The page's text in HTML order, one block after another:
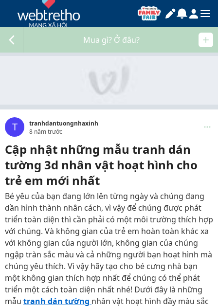
Mua gì? Ở đâu?
T
tranhdantuongnhaxinh
8 năm trước
Cập nhật những mẫu tranh dán
tường 3d nhân vật hoạt hình cho
trẻ em mới nhất
Bé yêu của bạn đang lớn lên từng ngày và chúng đang
dần hình thành nhân cách, vì vậy để chúng được phát
triển toàn diện thì cần phải có một môi trường thích hợp
với chúng. Và không gian của trẻ em hoàn toàn khác xa
với không gian của người lớn, không gian của chúng
ngập tràn sắc màu và cả những người bạn hoạt hình mà
chúng yêu thích. Vì vậy hãy tạo cho bé cưng nhà bạn
một không gian thích hợp nhất để chúng có thể phát
triển một cách toàn diện nhất nhé! Dưới đây là những
mẫu tranh dán tường nhân vật hoạt hình đầy màu sắc